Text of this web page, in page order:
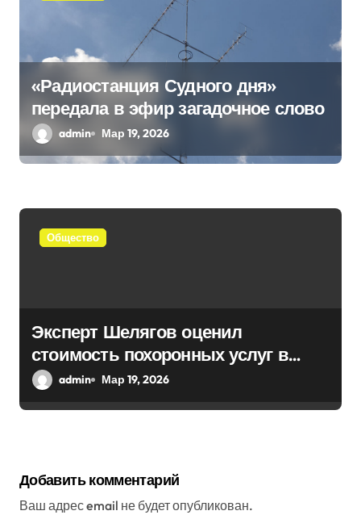
«Радиостанция Судного дня»
передала в эфир загадочное слово
admin Мар 19, 2026
Общество
Эксперт Шелягов оценил
стоимость похоронных услуг в
России
admin Мар 19, 2026
Добавить комментарий
Ваш адрес email не будет опубликован.